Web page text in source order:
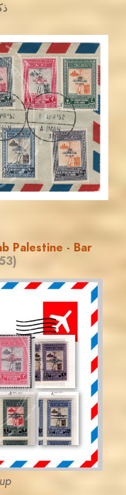
Palestine - Bar